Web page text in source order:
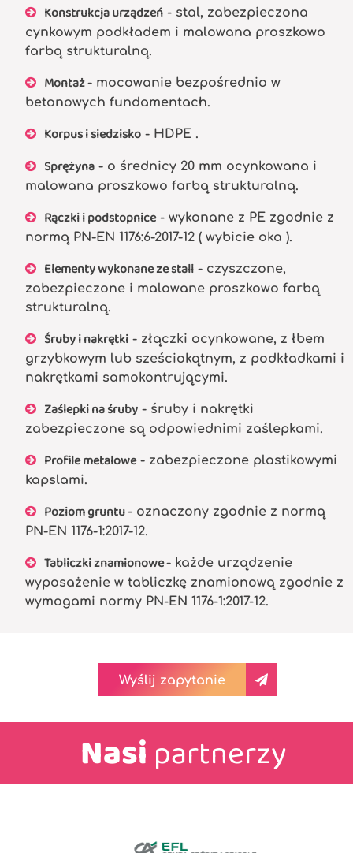
Konstrukcja urządzeń - stal, zabezpieczona
cynkowym podkładem i malowana proszkowo
farbą strukturalną.
Montaż- mocowanie bezpośrednio w
betonowych fundamentach.
Korpus i siedzisko - HDPE .
Sprężyna - o średnicy 20 mm ocynkowana i
malowana proszkowo farbą strukturalną.
Rączki i podstopnice- wykonane z PE zgodnie z
normą PN-EN 1176:6-2017-12 ( wybicie oka ).
Elementy wykonane ze stali - czyszczone,
zabezpieczone i malowane proszkowo farbą
strukturalną.
Śruby i nakrętki - złączki ocynkowane, z łbem
grzybkowym lub sześciokątnym, z podkładkami i
nakrętkami samokontrującymi.
Zaślepki na śruby - śruby i nakrętki
zabezpieczone są odpowiednimi zaślepkami.
Profile metalowe- zabezpieczone plastikowymi
kapslami.
Poziom gruntu- oznaczony zgodnie z normą
PN-EN 1176-1:2017-12.
Tabliczki znamionowe- każde urządzenie
wyposażenie w tabliczkę znamionową zgodnie z
wymogami normy PN-EN 1176-1:2017-12.
Wyślij zapytanie
Nasipartnerzy